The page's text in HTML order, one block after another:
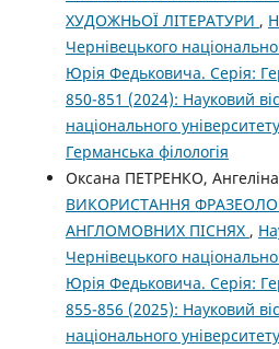
ХУДОЖНЬОЇ ЛІТЕРАТУРИ ,
Чернівецького
Юрія Федьковича. Серія:
850-851 (2024): Науковий
національного
Германська філологія
Оксана ПЕТРЕНКО,
ВИКОРИСТАННЯ
АНГЛОМОВНИХ ПІСНЯХ ,
Чернівецького
Юрія Федьковича. Серія:
855-856 (2025): Науковий
національного